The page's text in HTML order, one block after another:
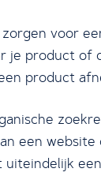
zorgen voor
je product
product
een